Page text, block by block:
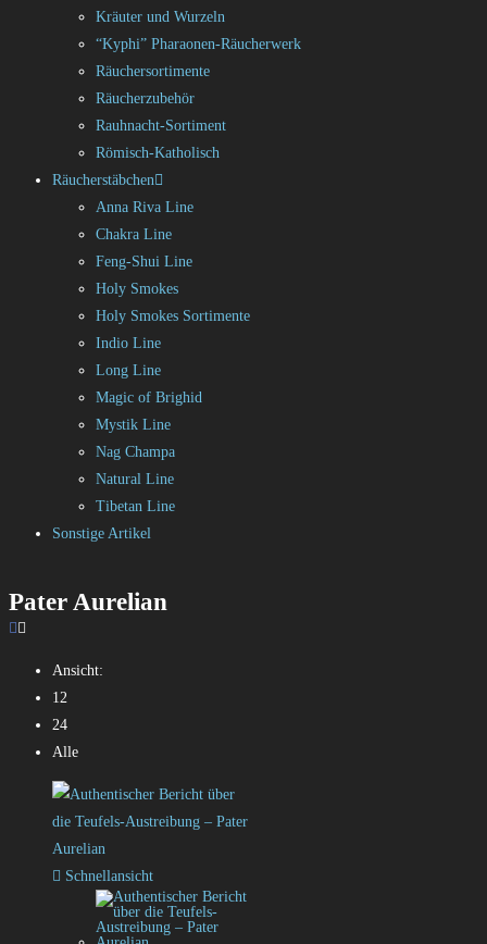
Kräuter und Wurzeln
“Kyphi” Pharaonen-Räucherwerk
Räuchersortimente
Räucherzubehör
Rauhnacht-Sortiment
Römisch-Katholisch
Räucherstäbchen
Anna Riva Line
Chakra Line
Feng-Shui Line
Holy Smokes
Holy Smokes Sortimente
Indio Line
Long Line
Magic of Brighid
Mystik Line
Nag Champa
Natural Line
Tibetan Line
Sonstige Artikel
Pater Aurelian
Ansicht:
12
24
Alle
Schnellansicht